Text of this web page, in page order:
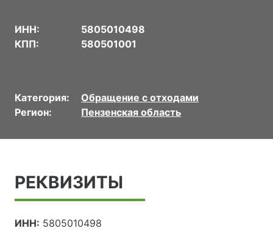
ИНН:
5805010498
КПП:
580501001
Категория:
Обращение с отходами
Регион:
Пензенская область
РЕКВИЗИТЫ
ИНН: 5805010498